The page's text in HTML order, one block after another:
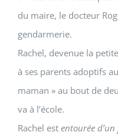
du maire, le docteur
gendarmerie.
Rachel, devenue la
à ses parents adoptifs
maman » au bout de
va à l’école.
Rachel est entourée